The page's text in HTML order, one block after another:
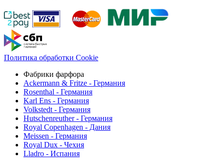
Политика обработки Cookie
Фабрики фарфора
Ackermann & Fritze - Германия
Rosenthal - Германия
Karl Ens - Германия
Volkstedt - Германия
Hutschenreuther - Германия
Royal Copenhagen - Дания
Meissen - Германия
Royal Dux - Чехия
Lladro - Испания